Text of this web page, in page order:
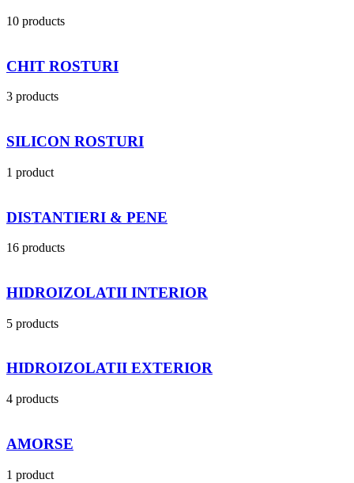
10 products
CHIT ROSTURI
3 products
SILICON ROSTURI
1 product
DISTANTIERI & PENE
16 products
HIDROIZOLATII INTERIOR
5 products
HIDROIZOLATII EXTERIOR
4 products
AMORSE
1 product